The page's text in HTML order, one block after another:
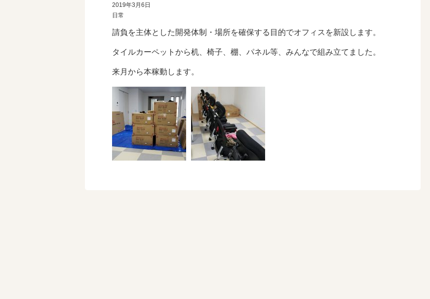
2019年3月6日
日常
請負を主体とした開発体制・場所を確保する目的でオフィスを新設します。
タイルカーペットから机、椅子、棚、パネル等、みんなで組み立てました。
来月から本稼動します。